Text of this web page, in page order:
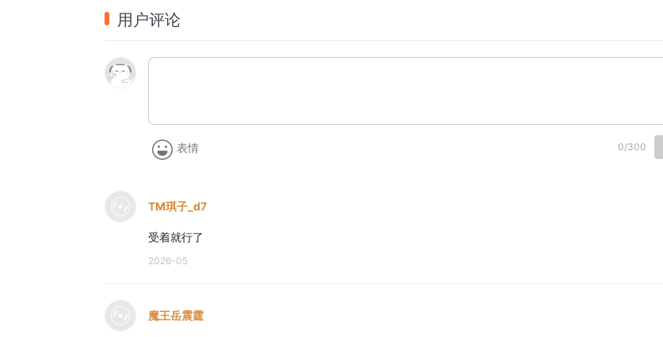
用户评论
表情 0/300
TM琪子_d7
受着就行了
2026-05
魔王岳震霆